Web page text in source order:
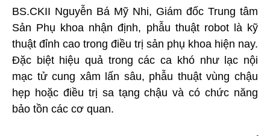
BS.CKII Nguyễn Bá Mỹ Nhi, Giám đốc Trung tâm
Sản Phụ khoa nhận định, phẫu thuật robot là kỹ
thuật đỉnh cao trong điều trị sản phụ khoa hiện nay.
Đặc biệt hiệu quả trong các ca khó như lạc nội
mạc tử cung xâm lấn sâu, phẫu thuật vùng chậu
hẹp hoặc điều trị sa tạng chậu và có chức năng
bảo tồn các cơ quan.